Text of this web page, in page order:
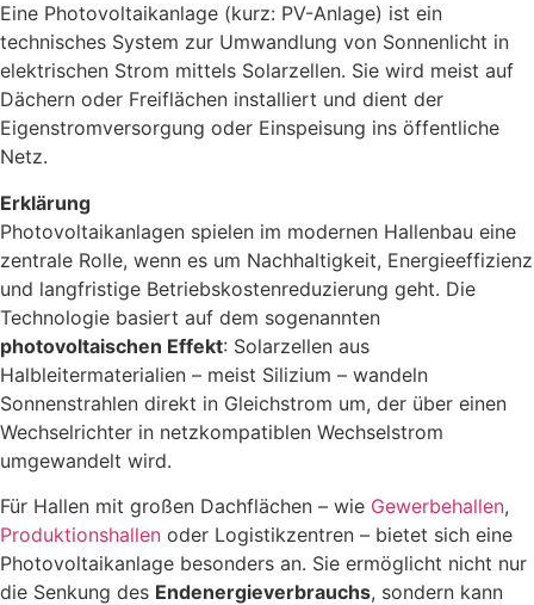
Eine Photovoltaikanlage (kurz: PV-Anlage) ist ein
technisches System zur Umwandlung von Sonnenlicht in
elektrischen Strom mittels Solarzellen. Sie wird meist auf
Dächern oder Freiflächen installiert und dient der
Eigenstromversorgung oder Einspeisung ins öffentliche
Netz.
Erklärung
Photovoltaikanlagen spielen im modernen Hallenbau eine
zentrale Rolle, wenn es um Nachhaltigkeit, Energieeffizienz
und langfristige Betriebskostenreduzierung geht. Die
Technologie basiert auf dem sogenannten
photovoltaischen Effekt: Solarzellen aus
Halbleitermaterialien – meist Silizium – wandeln
Sonnenstrahlen direkt in Gleichstrom um, der über einen
Wechselrichter in netzkompatiblen Wechselstrom
umgewandelt wird.
Für Hallen mit großen Dachflächen – wie Gewerbehallen,
Produktionshallen oder Logistikzentren – bietet sich eine
Photovoltaikanlage besonders an. Sie ermöglicht nicht nur
die Senkung des Endenergieverbrauchs, sondern kann